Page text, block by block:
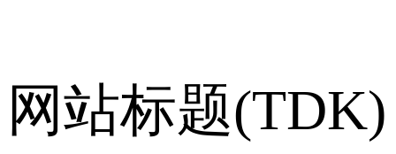
网站标题(TDK)